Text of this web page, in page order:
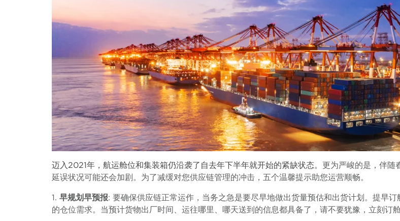
迈入2021年，航运舱位和集装箱仍沿袭了自去年下半年就开始的紧缺状态。 更为严峻的是，伴随
延误状况可能还会加剧。为了减缓对您供应链管理的冲击， 五个温馨提示助您运营顺畅。
1. 早规划早预报: 要确保供应链正常运作，当务之急是要尽早地做出货量预估和出货计划。提早
的仓位需求。当预计货物出厂时间、运往哪里、哪天送到的信息都具备了，请不要犹豫，立刻订舱